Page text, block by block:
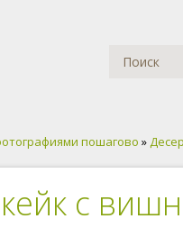
пошагово »
с